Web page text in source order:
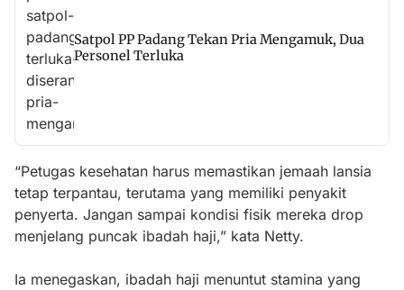
Satpol PP Padang Tekan Pria Mengamuk, Dua
Personel Terluka
“Petugas kesehatan harus memastikan jemaah lansia
tetap terpantau, terutama yang memiliki penyakit
penyerta. Jangan sampai kondisi fisik mereka drop
menjelang puncak ibadah haji,” kata Netty.
Ia menegaskan, ibadah haji menuntut stamina yang